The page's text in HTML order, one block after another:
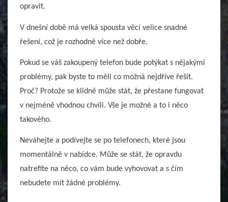
opravit.
V dnešní době má velká spousta věcí velice snadné
řešení, což je rozhodně více než dobře.
Pokud se váš zakoupený telefon bude potýkat s nějakými
problémy, pak byste to měli co možná nejdříve řešit.
Proč? Protože se klidně může stát, že přestane fungovat
v nejméně vhodnou chvíli. Vše je možné a to i něco
takového.
Neváhejte a podívejte se po telefonech, které jsou
momentálně v nabídce. Může se stát, že opravdu
natrefíte na něco, co vám bude vyhovovat a s čím
nebudete mít žádné problémy.